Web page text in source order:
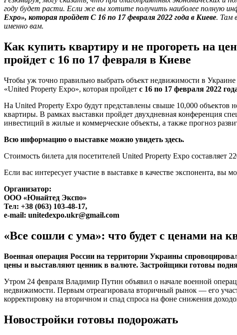
году будет расти. Если же вы хотите получить наиболее полную
Expo», которая пройдет С 16 по 17 февраля 2022 года в Киеве. Там
именно вам.
Как купить квартиру и не прогореть на
пройдет с 16 по 17 февраля в Киеве
Чтобы уж точно правильно выбрать объект недвижимости в
«United Property Expo», которая пройдет с 16 по 17 февраля 2022
На United Property Expo будут представлены свыше 10,000
квартиры. В рамках выставки пройдет двухдневная конференция
инвестиций в жилые и коммерческие объекты, а также прогноз
Всю информацию о выставке можно увидеть здесь.
Стоимость билета для посетителей United Property Expo составляет
Если вас интересует участие в выставке в качестве экспонента, вы
Организатор:
ООО «Юнайтед Экспо»
Тел: +38 (063) 103-48-17,
e-mail: unitedexpo.ukr@gmail.com
«Все сошли с ума»: что будет с ценами на
Военная операция России на территории Украины
цены и выставляют ценник в валюте. Застройщики готовы
Утром 24 февраля Владимир Путин объявил о начале военной
недвижимости. Первым отреагировала вторичный рынок — его
корректировку на вторичном и спад спроса на фоне снижения
Новостройки готовы подорожать